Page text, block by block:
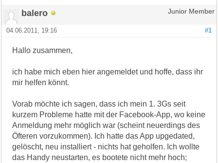
balero Junior Member
#1
04.06.2011, 19:16
Hallo zusammen,
ich habe mich eben hier angemeldet und hoffe, dass ihr
mir helfen könnt.
Vorab möchte ich sagen, dass ich mein 1. 3Gs seit
kurzem Probleme hatte mit der Facebook-App, wo keine
Anmeldung mehr möglich war (scheint neuerdings des
Öfteren vorzukommen). Ich hatte das App upgedated,
gelöscht, neu installiert - nichts hat geholfen. Ich wollte
das Handy neustarten, es bootete nicht mehr hoch;